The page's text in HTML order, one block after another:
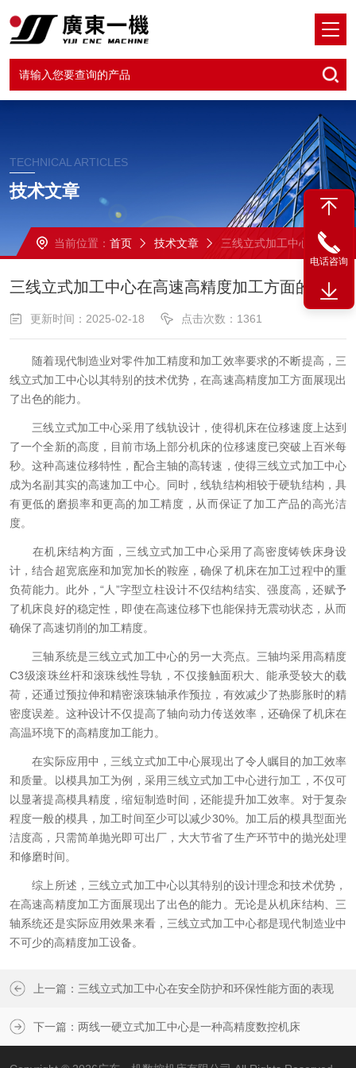
TECHNICAL ARTICLES
技术文章
当前位置： 首页 技术文章 三线立式加工中心在高速高精度加工方面的能力
三线立式加工中心在高速高精度加工方面的能力
更新时间：2025-02-18 点击次数：1361
随着现代制造业对零件加工精度和加工效率要求的不断提高，三
线立式加工中心以其特别的技术优势，在高速高精度加工方面展现出
了出色的能力。
三线立式加工中心采用了线轨设计，使得机床在位移速度上达到
了一个全新的高度，目前市场上部分机床的位移速度已突破上百米每
秒。这种高速位移特性，配合主轴的高转速，使得三线立式加工中心
成为名副其实的高速加工中心。同时，线轨结构相较于硬轨结构，具
有更低的磨损率和更高的加工精度，从而保证了加工产品的高光洁
度。
在机床结构方面，三线立式加工中心采用了高密度铸铁床身设
计，结合超宽底座和加宽加长的鞍座，确保了机床在加工过程中的重
负荷能力。此外，“人”字型立柱设计不仅结构结实、强度高，还赋予
了机床良好的稳定性，即使在高速位移下也能保持无震动状态，从而
确保了高速切削的加工精度。
三轴系统是三线立式加工中心的另一大亮点。三轴均采用高精度
C3级滚珠丝杆和滚珠线性导轨，不仅接触面积大、能承受较大的载
荷，还通过预拉伸和精密滚珠轴承作预拉，有效减少了热膨胀时的精
密度误差。这种设计不仅提高了轴向动力传送效率，还确保了机床在
高温环境下的高精度加工能力。
在实际应用中，三线立式加工中心展现出了令人瞩目的加工效率
和质量。以模具加工为例，采用三线立式加工中心进行加工，不仅可
以显著提高模具精度，缩短制造时间，还能提升加工效率。对于复杂
程度一般的模具，加工时间至少可以减少30%。加工后的模具型面光
洁度高，只需简单抛光即可出厂，大大节省了生产环节中的抛光处理
和修磨时间。
综上所述，三线立式加工中心以其特别的设计理念和技术优势，
在高速高精度加工方面展现出了出色的能力。无论是从机床结构、三
轴系统还是实际应用效果来看，三线立式加工中心都是现代制造业中
不可少的高精度加工设备。
上一篇： 三线立式加工中心在安全防护和环保性能方面的表现
下一篇： 两线一硬立式加工中心是一种高精度数控机床
电话咨询